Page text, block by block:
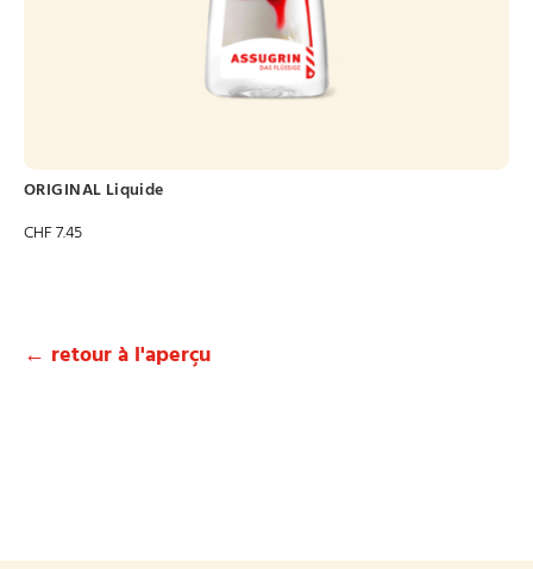
ORIGINAL Liquide
CHF7.45
← retour à l'aperçu